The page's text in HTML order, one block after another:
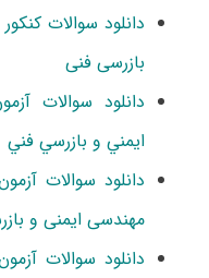
بازرسی فنی
اﻳﻤﻨﻲ و ﺑﺎزرﺳﻲ ﻓﻨﻲ
مهندسی ایمنی و